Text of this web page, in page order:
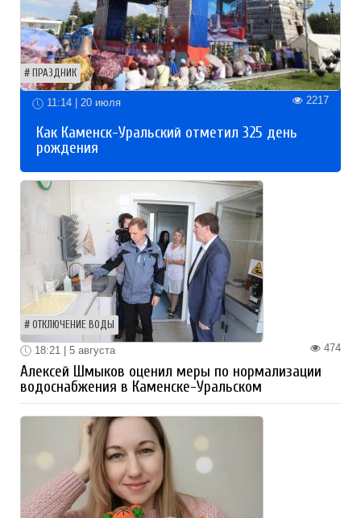
ПРАЗДНИК
11:14 | 20 июля 2217
Как Каменск-Уральский отметил 325 день
рождения
ОТКЛЮЧЕНИЕ ВОДЫ
474
18:21 | 5 августа
Алексей Шмыков оценил меры по нормализации
водоснабжения в Каменске-Уральском